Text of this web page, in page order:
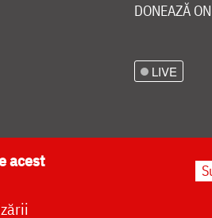
DONEAZĂ
LIVE
acest